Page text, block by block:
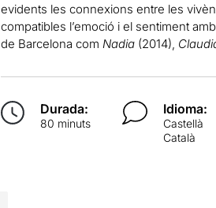
evidents les connexions entre les
compatibles l’emoció i el sentiment
de Barcelona com Nadia(2014),
Durada:
80 minuts
Idioma:
Castellà
Català